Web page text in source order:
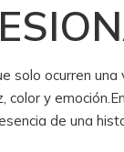
solo ocurren
color y
de una